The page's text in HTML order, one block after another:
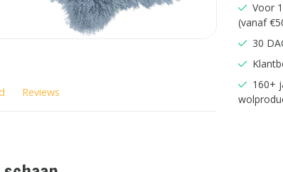
Voor
(vanaf
30
160+
Reviews